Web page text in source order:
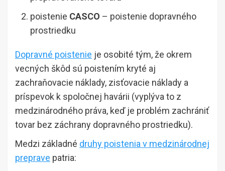
poistenie CASCO – poistenie dopravného
prostriedku
Dopravné poistenie je osobité tým, že okrem
vecných škôd sú poistením kryté aj
zachraňovacie náklady, zisťovacie náklady a
príspevok k spoločnej havárii (vyplýva to z
medzinárodného práva, keď je problém zachrániť
tovar bez záchrany dopravného prostriedku).
Medzi základné druhy poistenia v medzinárodnej
preprave patria: